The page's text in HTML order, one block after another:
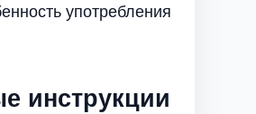
употребления
инструкции